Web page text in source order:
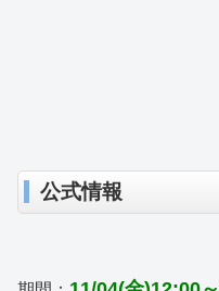
公式情報